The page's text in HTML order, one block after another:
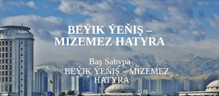
BEÝIK ÝEŇIŞ –
MIZEMEZ HATYRA
Baş Sahypa
BEÝIK ÝEŇIŞ – MIZEMEZ
HATYRA